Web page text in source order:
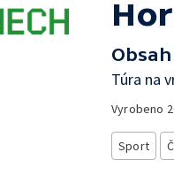
Túra na
Vyrobeno
Sport